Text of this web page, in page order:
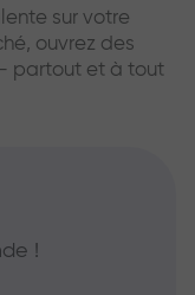
sur votre
ouvrez des
partout et à tout
!